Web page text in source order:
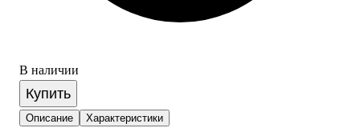
В наличии
Купить
Описание Характеристики